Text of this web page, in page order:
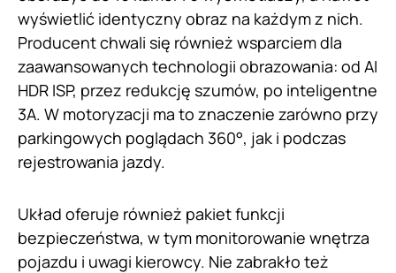
wyświetlić identyczny obraz na każdym z nich.
Producent chwali się również wsparciem dla
zaawansowanych technologii obrazowania: od AI
HDR ISP, przez redukcję szumów, po inteligentne
3A. W motoryzacji ma to znaczenie zarówno przy
parkingowych poglądach 360°, jak i podczas
rejestrowania jazdy.
Układ oferuje również pakiet funkcji
bezpieczeństwa, w tym monitorowanie wnętrza
pojazdu i uwagi kierowcy. Nie zabrakło też